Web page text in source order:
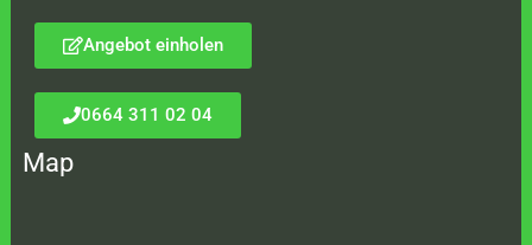
Angebot einholen
0664 311 02 04
Map